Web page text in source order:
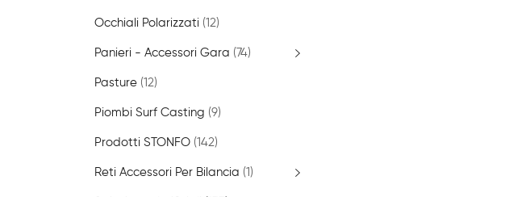
Occhiali Polarizzati (12)
Panieri - Accessori Gara (74)
Pasture (12)
Piombi Surf Casting (9)
Prodotti STONFO (142)
Reti Accessori Per Bilancia (1)